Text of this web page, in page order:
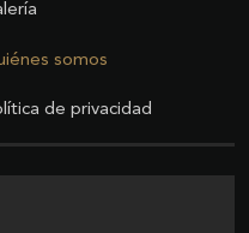
somos
de privacidad